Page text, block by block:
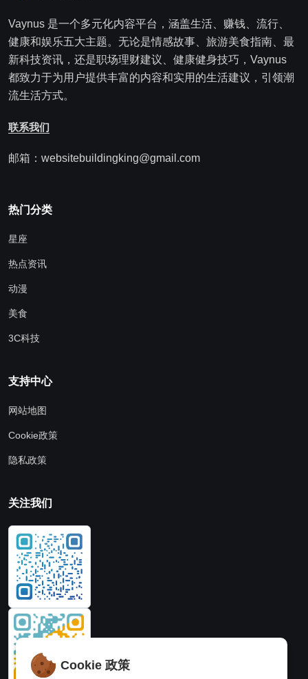
Vaynus 是一个多元化内容平台，涵盖生活、赚钱、流行、
健康和娱乐五大主题。无论是情感故事、旅游美食指南、最
新科技资讯，还是职场理财建议、健康健身技巧，Vaynus
都致力于为用户提供丰富的内容和实用的生活建议，引领潮
流生活方式。
联系我们
邮箱：websitebuildingking@gmail.com
热门分类
星座
热点资讯
动漫
美食
3C科技
支持中心
网站地图
Cookie政策
隐私政策
关注我们
Cookie 政策